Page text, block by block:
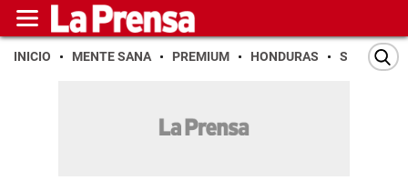
INICIO MENTE SANA PREMIUM HONDURAS SAN PEDRO